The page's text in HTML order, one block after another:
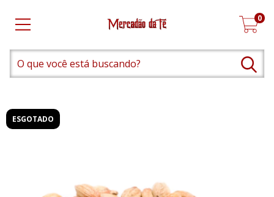
0
ESGOTADO